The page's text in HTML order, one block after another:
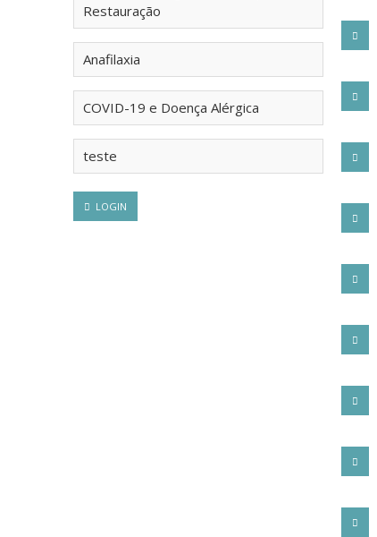
Restauração
Anafilaxia
COVID-19 e Doença Alérgica
teste
LOGIN